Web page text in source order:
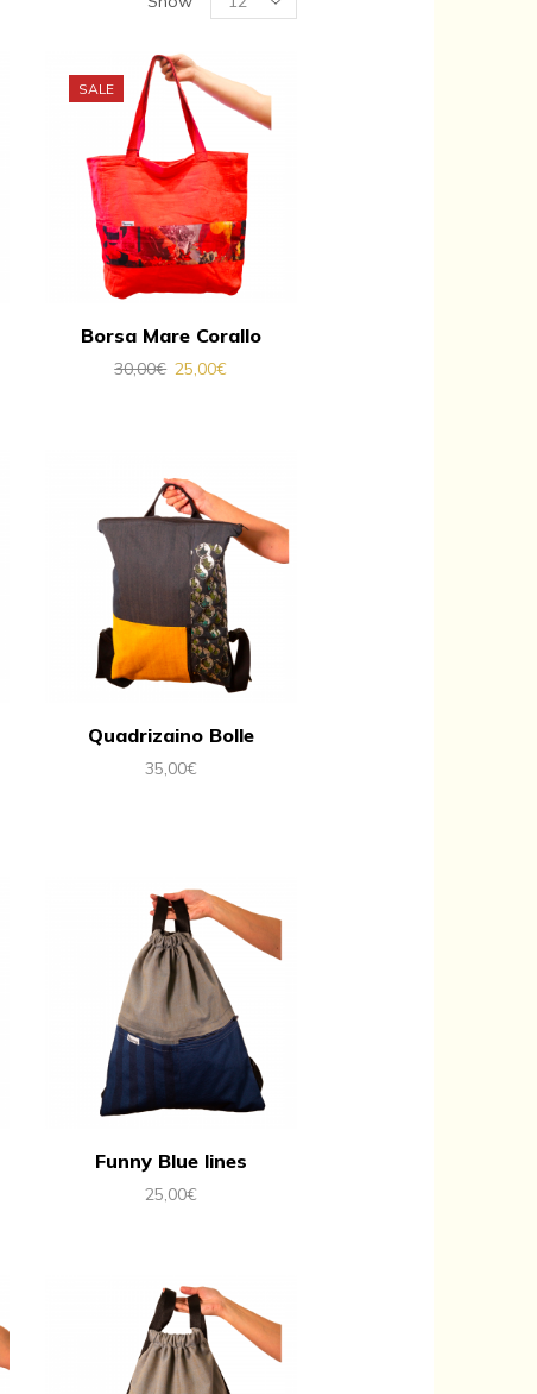
per
SALE
Borsa Mare Corallo
30,00€ 25,00€
Quadrizaino Bolle
35,00€
Funny Blue lines
25,00€